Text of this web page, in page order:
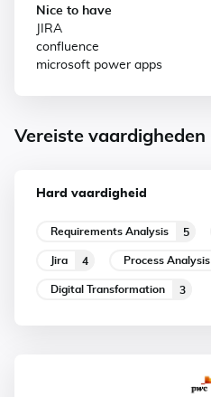
Nice to have
JIRA
confluence
microsoft power apps
Vereiste vaardigheden
Hard vaardigheid
Requirements Analysis 5
Jira 4 Process Analysis
Digital Transformation 3